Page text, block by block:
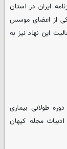
ایران در استان
از اعضای موسس
مرکزی بود و در ۲ دوره فعالیت این نهاد نیز به
۱۴۰۰ پس از یک دوره طولانی بیماری
مجله کیهان